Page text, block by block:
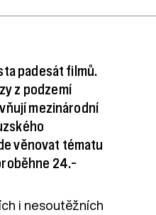
padesát filmů.
z podzemí
mezinárodní
věnovat tématu
24.–
i nesoutěžních